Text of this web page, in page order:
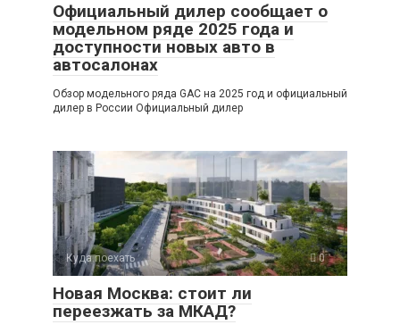
Официальный дилер сообщает о
модельном ряде 2025 года и
доступности новых авто в
автосалонах
Обзор модельного ряда GAC на 2025 год и официальный
дилер в России Официальный дилер
Куда поехать 0
Новая Москва: стоит ли
переезжать за МКАД?